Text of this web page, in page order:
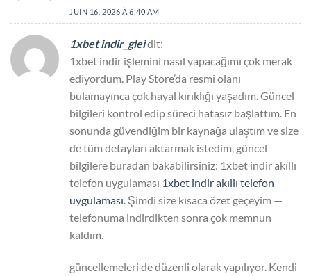
JUIN 16, 2026 À 6:40 AM
1xbet indir_gleidit:
1xbet indir işlemini nasıl yapacağımı çok merak
ediyordum. Play Store’da resmi olanı
bulamayınca çok hayal kırıklığı yaşadım. Güncel
bilgileri kontrol edip süreci hatasız başlattım. En
sonunda güvendiğim bir kaynağa ulaştım ve size
de tüm detayları aktarmak istedim, güncel
bilgilere buradan bakabilirsiniz: 1xbet indir akıllı
telefon uygulaması 1xbet indir akıllı telefon
uygulaması. Şimdi size kısaca özet geçeyim —
telefonuma indirdikten sonra çok memnun
kaldım.
güncellemeleri de düzenli olarak yapılıyor. Kendi